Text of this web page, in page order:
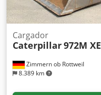
Zimmern ob Rottweil
8.389 km
Cargador
Caterpillar972M XE